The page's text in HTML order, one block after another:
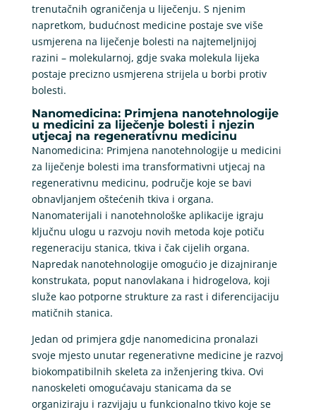
trenutačnih ograničenja u liječenju. S njenim
napretkom, budućnost medicine postaje sve više
usmjerena na liječenje bolesti na najtemeljnijoj
razini – molekularnoj, gdje svaka molekula lijeka
postaje precizno usmjerena strijela u borbi protiv
bolesti.
Nanomedicina: Primjena nanotehnologije
u medicini za liječenje bolesti i njezin
utjecaj na regenerativnu medicinu
Nanomedicina: Primjena nanotehnologije u medicini
za liječenje bolesti ima transformativni utjecaj na
regenerativnu medicinu, područje koje se bavi
obnavljanjem oštećenih tkiva i organa.
Nanomaterijali i nanotehnološke aplikacije igraju
ključnu ulogu u razvoju novih metoda koje potiču
regeneraciju stanica, tkiva i čak cijelih organa.
Napredak nanotehnologije omogućio je dizajniranje
konstrukata, poput nanovlakana i hidrogelova, koji
služe kao potporne strukture za rast i diferencijaciju
matičnih stanica.
Jedan od primjera gdje nanomedicina pronalazi
svoje mjesto unutar regenerativne medicine je razvoj
biokompatibilnih skeleta za inženjering tkiva. Ovi
nanoskeleti omogućavaju stanicama da se
organiziraju i razvijaju u funkcionalno tkivo koje se